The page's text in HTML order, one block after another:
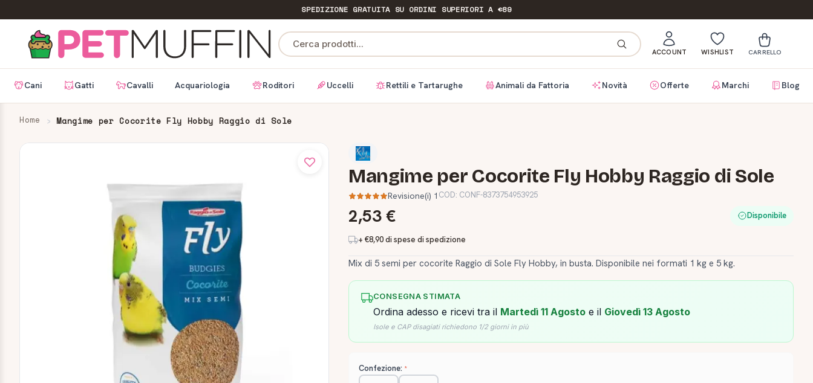
SPEDIZIONE GRATUITASU ORDINI SUPERIORI A €89
Cerca prodotti...
ACCOUNT WISHLIST CARRELLO
Cani Gatti Cavalli Acquariologia Roditori Uccelli Rettili e Tartarughe Animali da Fattoria Novità Offerte Marchi Blog
Home Mangime per Cocorite Fly Hobby Raggio di Sole
Mangime per Cocorite Fly Hobby Raggio di Sole
Revisione(i) 1 COD: CONF-8373754953925
2,53 € Disponibile
+ €8,90 di spese di spedizione
Mix di 5 semi per cocorite Raggio di Sole Fly Hobby, in busta. Disponibile nei formati 1 kg e 5 kg.
CONSEGNA STIMATA
Ordina adesso e ricevi tra il Martedì 11 Agosto e il Giovedì 13 Agosto
Isole e CAP disagiati richiedono 1/2 giorni in più
Confezione: